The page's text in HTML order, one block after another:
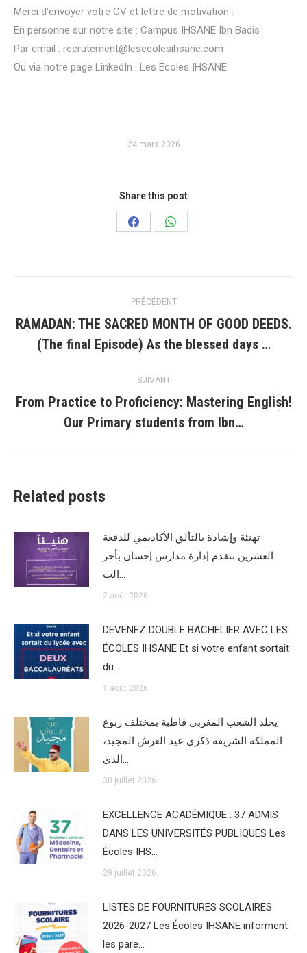
Merci d’envoyer votre CV et lettre de motivation :
En personne sur notre site : Campus IHSANE Ibn Badis
Par email : recrutement@lesecolesihsane.com
Ou via notre page LinkedIn : Les Écoles IHSANE
24 mars 2026
Share this post
PartagerPartager
article
PRÉCÉDENT
Article
précédent
RAMADAN: THE SACRED MONTH OF GOOD DEEDS.
(The final Episode) As the blessed days …
SUIVANT
Article
suivant
From Practice to Proficiency: Mastering English!
Our Primary students from Ibn…
Related posts
تهنئة وإشادة بالتألق الأكاديمي للدفعة
العشرين تتقدم إدارة مدارس إحسان بأحر
الت…
2 août 2026
DEVENEZ DOUBLE BACHELIER AVEC LES
ÉCOLES IHSANE Et si votre enfant sortait
du…
1 août 2026
يخلد الشعب المغربي قاطبة بمختلف ربوع
المملكة الشريفة ذكرى عيد العرش المجيد،
الذي…
30 juillet 2026
EXCELLENCE ACADÉMIQUE : 37 ADMIS
DANS LES UNIVERSITÉS PUBLIQUES Les
Écoles IHS…
29 juillet 2026
LISTES DE FOURNITURES SCOLAIRES
2026-2027 Les Écoles IHSANE informent
les pare…